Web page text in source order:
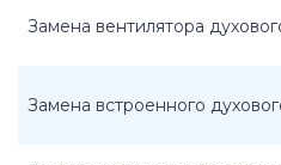
Замена вентилятора
Замена встроенного